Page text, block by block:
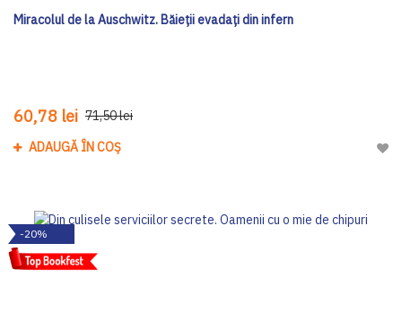
Miracolul de la Auschwitz. Băieții evadați din infern
60,78 lei 71,50 lei
ADAUGĂ ÎN COȘ
-20%